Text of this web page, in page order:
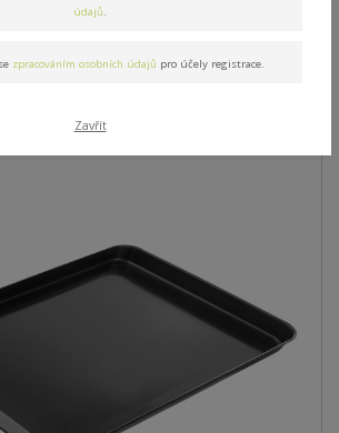
na pečení
cm
údajů.
zpracováním osobních údajů pro účely registrace.
Zavřít